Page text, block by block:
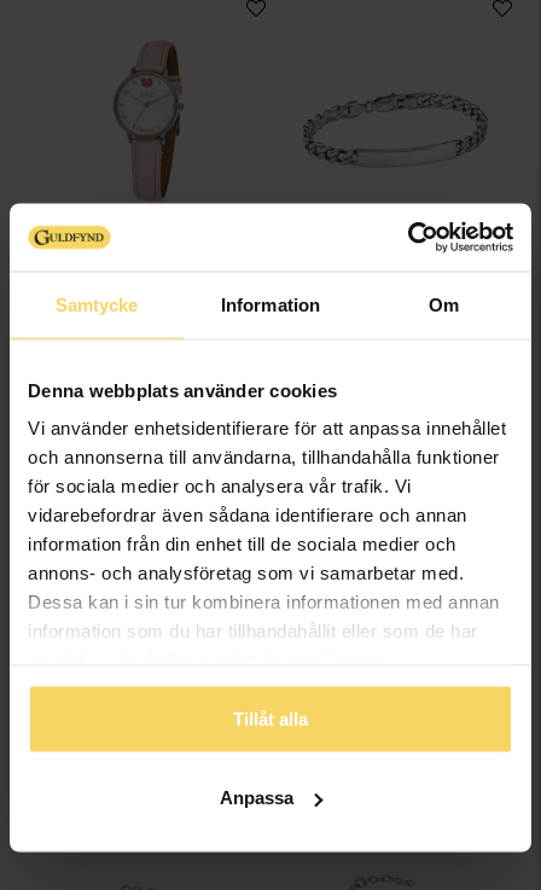
Samtycke Information Om
Denna webbplats använder cookies
Vi använder enhetsidentifierare för att anpassa innehållet
och annonserna till användarna, tillhandahålla funktioner
för sociala medier och analysera vår trafik. Vi
vidarebefordrar även sådana identifierare och annan
information från din enhet till de sociala medier och
annons- och analysföretag som vi samarbetar med.
Dessa kan i sin tur kombinera informationen med annan
information som du har tillhandahållit eller som de har
Tillåt alla
Anpassa
249:-
Armband i äkta silver